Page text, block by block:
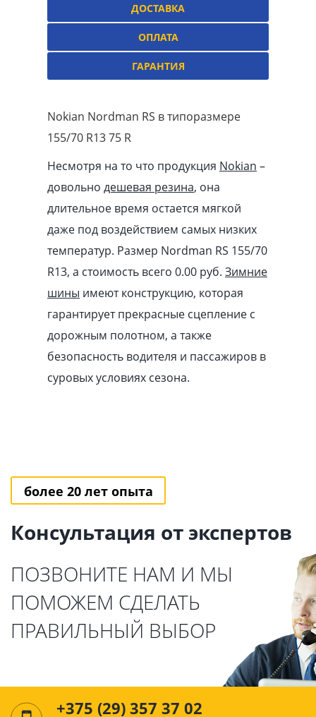
ДОСТАВКА
ОПЛАТА
ГАРАНТИЯ
Nokian Nordman RS в типоразмере
155/70 R13 75 R
Несмотря на то что продукция Nokian –
довольно дешевая резина, она
длительное время остается мягкой
даже под воздействием самых низких
температур. Размер Nordman RS 155/70
R13, а стоимость всего 0.00 pуб. Зимние
шины имеют конструкцию, которая
гарантирует прекрасные сцепление с
дорожным полотном, а также
безопасность водителя и пассажиров в
суровых условиях сезона.
более 20 лет опыта
Консультация от экспертов
ПОЗВОНИТЕ НАМ И МЫ
ПОМОЖЕМ СДЕЛАТЬ
ПРАВИЛЬНЫЙ ВЫБОР
+375 (29) 357 37 02